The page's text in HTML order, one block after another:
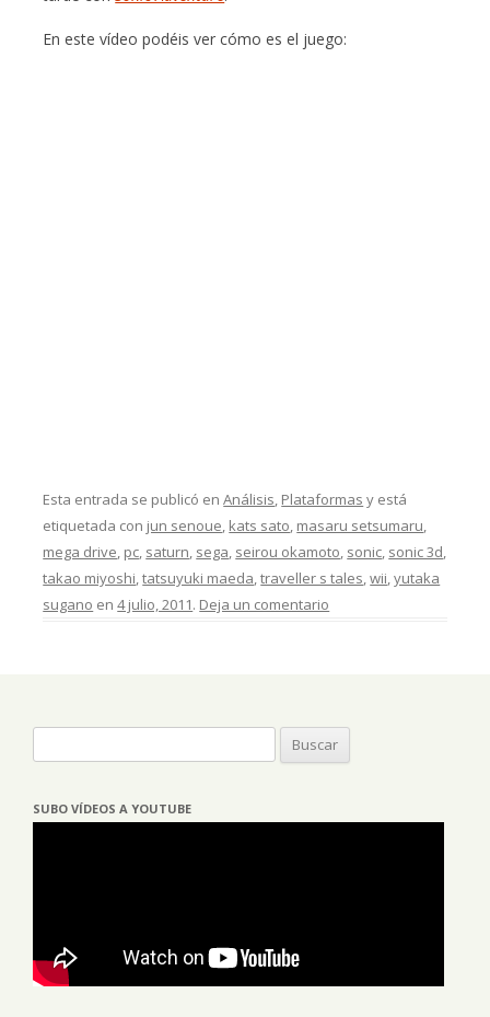
En este vídeo podéis ver cómo es el juego:
Esta entrada se publicó enAnálisis Plataformas y está
etiquetada con jun senoue kats sato masaru setsumaru
mega drive pc saturn sega seirou okamoto sonic sonic 3d
takao miyoshi ,tatsuyuki maeda ,traveller s tales ,wii ,yutaka
sugano en4 julio, 2011. Deja un comentario
SUBO VÍDEOS A YOUTUBE